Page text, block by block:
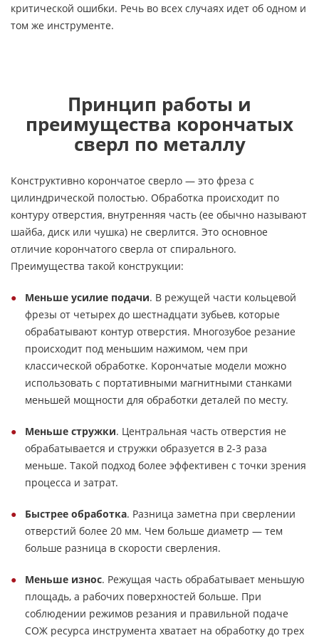
критической ошибки. Речь во всех случаях идет об одном и
том же инструменте.
Принцип работы и
преимущества корончатых
сверл по металлу
Конструктивно корончатое сверло — это фреза с
цилиндрической полостью. Обработка происходит по
контуру отверстия, внутренняя часть (ее обычно называют
шайба, диск или чушка) не сверлится. Это основное
отличие корончатого сверла от спирального.
Преимущества такой конструкции:
Меньше усилие подачи. В режущей части кольцевой
фрезы от четырех до шестнадцати зубьев, которые
обрабатывают контур отверстия. Многозубое резание
происходит под меньшим нажимом, чем при
классической обработке. Корончатые модели можно
использовать с портативными магнитными станками
меньшей мощности для обработки деталей по месту.
Меньше стружки. Центральная часть отверстия не
обрабатывается и стружки образуется в 2-3 раза
меньше. Такой подход более эффективен с точки зрения
процесса и затрат.
Быстрее обработка. Разница заметна при сверлении
отверстий более 20 мм. Чем больше диаметр — тем
больше разница в скорости сверления.
Меньше износ. Режущая часть обрабатывает меньшую
площадь, а рабочих поверхностей больше. При
соблюдении режимов резания и правильной подаче
СОЖ ресурса инструмента хватает на обработку до трех